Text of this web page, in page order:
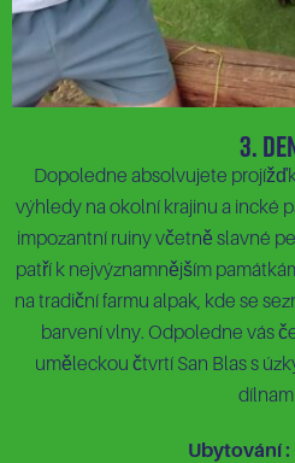
3.
Dopoledne absolvujete
výhledy na okolní krajinu a incké
impozantní ruiny včetně slavné
patří k nejvýznamnějším
na tradiční farmu alpak, kde se
barvení vlny. Odpoledne vás
uměleckou čtvrtí San Blas s
Ubytování :